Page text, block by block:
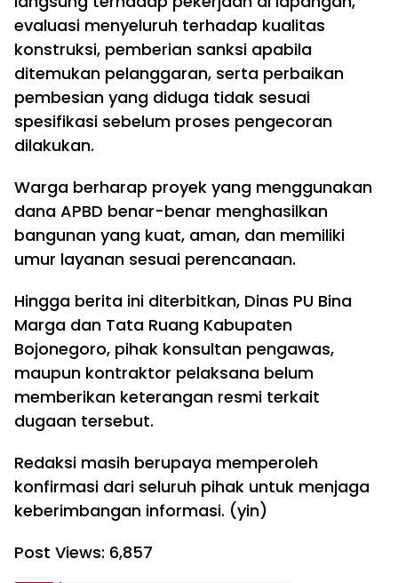
evaluasi menyeluruh terhadap kualitas
konstruksi, pemberian sanksi apabila
ditemukan pelanggaran, serta perbaikan
pembesian yang diduga tidak sesuai
spesifikasi sebelum proses pengecoran
dilakukan.
Warga berharap proyek yang menggunakan
dana APBD benar-benar menghasilkan
bangunan yang kuat, aman, dan memiliki
umur layanan sesuai perencanaan.
Hingga berita ini diterbitkan, Dinas PU Bina
Marga dan Tata Ruang Kabupaten
Bojonegoro, pihak konsultan pengawas,
maupun kontraktor pelaksana belum
memberikan keterangan resmi terkait
dugaan tersebut.
Redaksi masih berupaya memperoleh
konfirmasi dari seluruh pihak untuk menjaga
keberimbangan informasi. (yin)
Post Views: 6,857